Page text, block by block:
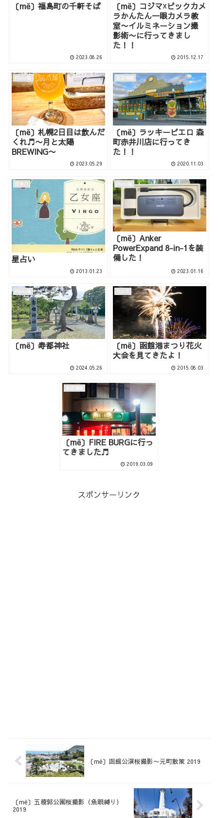
〔më〕福島町の千軒そば
2023.08.26
〔më〕コジマ☓ビックカメ
ラかんたん一眼カメラ教
室〜イルミネーション撮
影術〜に行ってきまし
た！！
2015.12.17
Photo箱
〔më〕札幌2日目は飲んだ
くれ♬〜月と太陽
BREWING〜
2023.05.29
お店情報
〔më〕ラッキーピエロ 森
町赤井川店に行ってき
た！！
2020.11.03
日常♫
星占い
2013.01.23
Photo箱
〔më〕Anker
PowerExpand 8-in-1を装
備した！
2023.01.16
Photo箱
〔më〕寿都神社
2024.05.26
カメラ
〔më〕函館港まつり花火
大会を見てきたよ！
2015.08.03
お店情報
〔më〕FIRE BURGに行っ
てきました♬
2019.03.09
スポンサーリンク
〔më〕函館公演桜撮影〜元町散策 2019
〔më〕五稜郭公園桜撮影（魚眼縛り）
2019